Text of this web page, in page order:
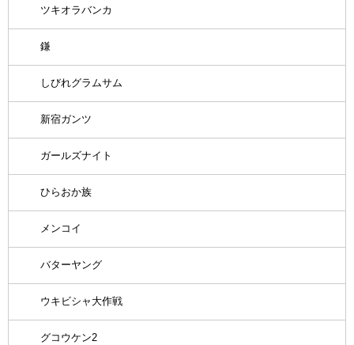
ツキオラバンカ
鎌
しびれグラムサム
新宿ガンツ
ガールズナイト
ひらおか族
メンコイ
バターヤング
ウキビシャ大作戦
グコウケン2